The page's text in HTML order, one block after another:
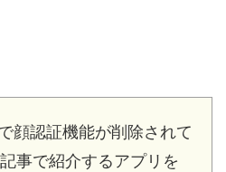
顔認証機能が削除されて
事で紹介するアプリを